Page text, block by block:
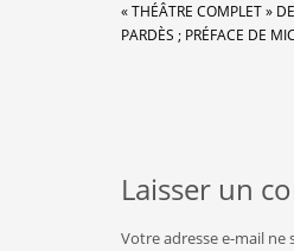
« THÉÂTRE COMPLET »
PARDÈS ; PRÉFACE DE
Laisser un
Votre adresse e-mail ne